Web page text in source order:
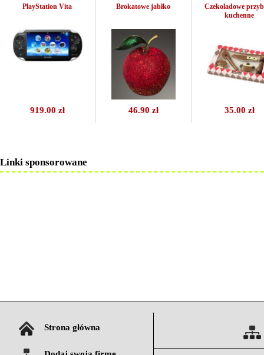
919.00 zł
PlayStation Vita
46.90 zł
Brokatowe jabłko
35.00 zł
Czekoladowe
kuchenne
Linki sponsorowane
Strona główna